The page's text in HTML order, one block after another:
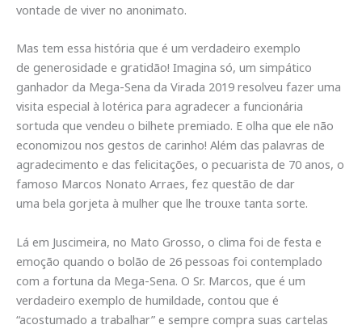
vontade de viver no anonimato.
Mas tem essa história que é um verdadeiro exemplo
de generosidade e gratidão! Imagina só, um simpático
ganhador da Mega-Sena da Virada 2019 resolveu fazer uma
visita especial à lotérica para agradecer a funcionária
sortuda que vendeu o bilhete premiado. E olha que ele não
economizou nos gestos de carinho! Além das palavras de
agradecimento e das felicitações, o pecuarista de 70 anos, o
famoso Marcos Nonato Arraes, fez questão de dar
uma bela gorjeta à mulher que lhe trouxe tanta sorte.
Lá em Juscimeira, no Mato Grosso, o clima foi de festa e
emoção quando o bolão de 26 pessoas foi contemplado
com a fortuna da Mega-Sena. O Sr. Marcos, que é um
verdadeiro exemplo de humildade, contou que é
“acostumado a trabalhar” e sempre compra suas cartelas